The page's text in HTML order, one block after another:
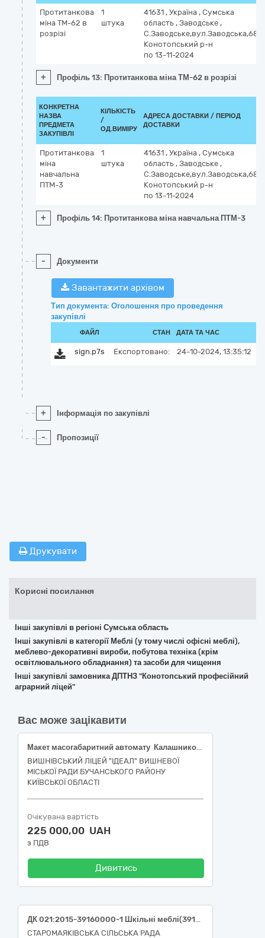
Протитанкова
міна ТМ-62 в
розрізі
1
штука
41631 , Україна , Сумська
область , Заводське ,
С.Заводське,вул.Заводська,68,
Конотопський р-н
по 13-11-2024
+ Профіль 13: Протитанкова міна ТМ-62 в розрізі
КОНКРЕТНА
НАЗВА
ПРЕДМЕТА
ЗАКУПІВЛІ
КІЛЬКІСТЬ
/
ОД.ВИМІРУ
АДРЕСА ДОСТАВКИ / ПЕРІОД
ДОСТАВКИ
Протитанкова
міна
навчальна
ПТМ-3
1
штука
41631 , Україна , Сумська
область , Заводське ,
С.Заводське,вул.Заводська,68,
Конотопський р-н
по 13-11-2024
+ Профіль 14: Протитанкова міна навчальна ПТМ-3
- Документи
Завантажити архівом
Тип документа: Оголошення про проведення
закупівлі
ФАЙЛ СТАН ДАТА ТА ЧАС
sign.p7s Експортовано: 24-10-2024, 13:35:12
+ Інформація по закупівлі
- Пропозиції
Друкувати
Корисні посилання
Інші закупівлі в регіоні Сумська область
Інші закупівлі в категорії Меблі (у тому числі офісні меблі),
меблево-декоративні вироби, побутова техніка (крім
освітлювального обладнання) та засоби для чищення
Інші закупівлі замовника ДПТНЗ "Конотопський професійний
аграрний ліцей"
Вас може зацікавити
Макет масогабаритний автомату ​​ Калашникова, ​​калібру 7,62., Макет масогабаритний автомату ​​ Калашникова 5,45, Манекен тренувальний для тампонування ран, 4 типи поранень, без системи подачі крові, Тренажер для проведення серцево-легеневої реанімації, тіло дорослого без електроніки, Тренажер зовнішнього автоматичного дефібрилятора, 10 сценаріїв
ВИШНІВСЬКИЙ ЛІЦЕЙ "ІДЕАЛ" ВИШНЕВОЇ
МІСЬКОЇ РАДИ БУЧАНСЬКОГО РАЙОНУ
КИЇВСЬКОЇ ОБЛАСТІ
Очікувана вартість
225 000,00 UAH
з ПДВ
Дивитись
ДК 021:2015-39160000-1 Шкільні меблі(39162110-9 Навчальне приладдя для кабінету "Захист України"
СТАРОМАЯКІВСЬКА СІЛЬСЬКА РАДА